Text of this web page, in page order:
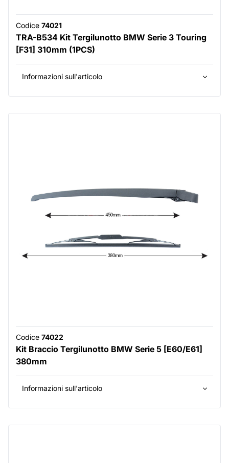
Codice 74021
TRA-B534 Kit Tergilunotto BMW Serie 3 Touring
[F31] 310mm (1PCS)
Informazioni sull'articolo
Codice 74022
Kit Braccio Tergilunotto BMW Serie 5 [E60/E61]
380mm
Informazioni sull'articolo